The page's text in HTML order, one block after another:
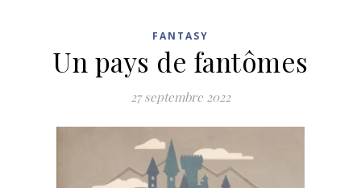
FANTASY
Un pays de fantômes
27 septembre 2022